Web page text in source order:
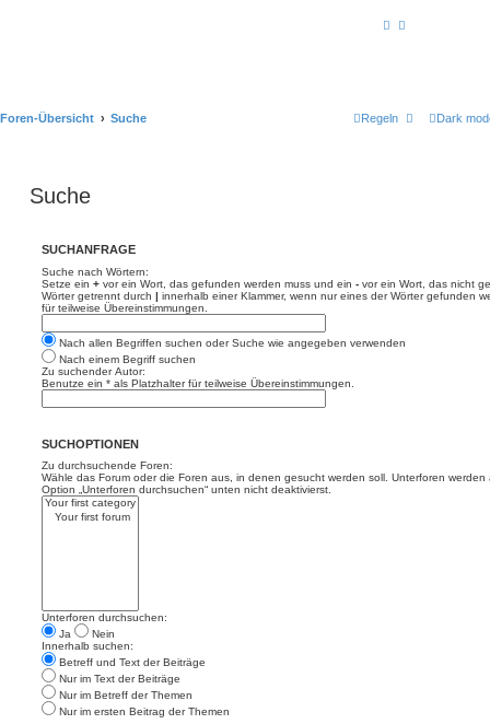
Dark
Regeln
Foren-Übersicht Suche
Suche
SUCHANFRAGE
Suche nach Wörtern:
Setze ein + vor ein Wort, das gefunden werden muss und ein - vor ein Wort, das nicht
Wörter getrennt durch | innerhalb einer Klammer, wenn nur eines der Wörter gefunden
für teilweise Übereinstimmungen.
Nach allen Begriffen suchen oder Suche wie angegeben verwenden
Nach einem Begriff suchen
Zu suchender Autor:
Benutze ein * als Platzhalter für teilweise Übereinstimmungen.
SUCHOPTIONEN
Zu durchsuchende Foren:
Wähle das Forum oder die Foren aus, in denen gesucht werden soll. Unterforen
Option „Unterforen durchsuchen“ unten nicht deaktivierst.
Unterforen durchsuchen:
Ja
Nein
Innerhalb suchen:
Betreff und Text der Beiträge
Nur im Text der Beiträge
Nur im Betreff der Themen
Nur im ersten Beitrag der Themen